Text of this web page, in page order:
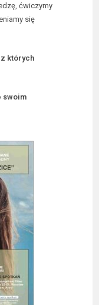
ćwiczymy
się
z których
swoim